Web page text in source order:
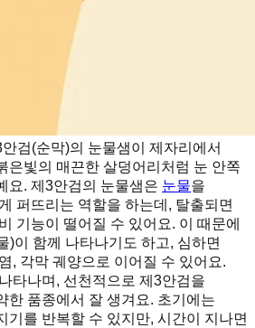
검(순막)의 눈물샘이 제자리에서
은빛의 매끈한 살덩어리처럼 눈 안쪽
요. 제3안검의 눈물샘은 눈물을
퍼뜨리는 역할을 하는데, 탈출되면
기능이 떨어질 수 있어요. 이 때문에
)이 함께 나타나기도 하고, 심하면
, 각막 궤양으로 이어질 수 있어요.
타나며, 선천적으로 제3안검을
한 품종에서 잘 생겨요. 초기에는
기를 반복할 수 있지만, 시간이 지나면